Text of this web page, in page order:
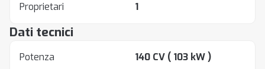
Proprietari
1
Dati tecnici
Potenza 140 CV ( 103 kW )